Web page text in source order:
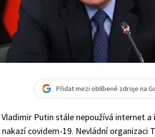
Přidat mezi oblíbené zdroje na
Putin stále nepoužívá internet
covidem-19. Nevládní organizaci